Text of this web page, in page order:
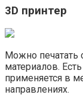
3D принтер
Можно печатать
материалов.
применяется в
направлениях.